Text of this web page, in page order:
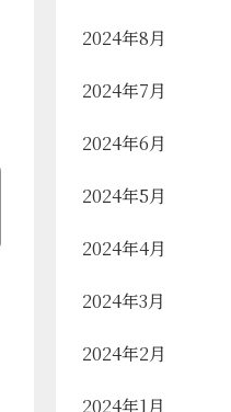
2024年8月
2024年7月
2024年6月
2024年5月
2024年4月
2024年3月
2024年2月
2024年1月